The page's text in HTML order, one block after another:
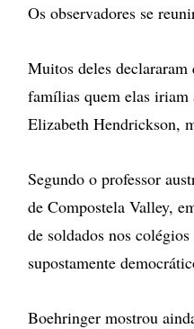
Os observadores se
Muitos deles declararam
famílias quem elas iriam
Elizabeth Hendrickson,
Segundo o professor
de Compostela Valley,
de soldados nos
supostamente
Boehringer mostrou